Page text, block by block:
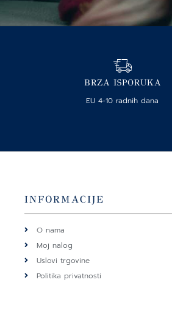
BRZA ISPORUKA
EU 4-10 radnih dana
INFORMACIJE
O nama
Moj nalog
Uslovi trgovine
Politika privatnosti